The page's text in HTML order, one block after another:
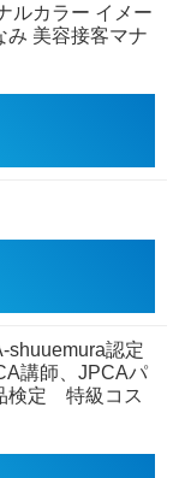
ルカラー イメー
み 美容接客マナ
認定
講師、JPCAパ
検定 特級コス